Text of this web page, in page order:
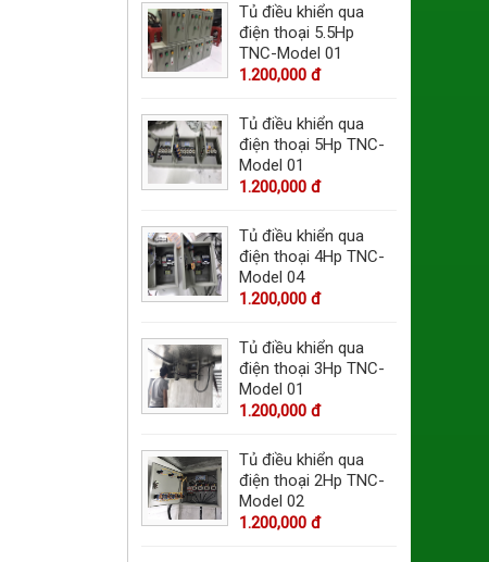
Tủ điều khiển qua
điện thoại 5.5Hp
TNC-Model 01
1.200,000 đ
Tủ điều khiển qua
điện thoại 5Hp TNC-
Model 01
1.200,000 đ
Tủ điều khiển qua
điện thoại 4Hp TNC-
Model 04
1.200,000 đ
Tủ điều khiển qua
điện thoại 3Hp TNC-
Model 01
1.200,000 đ
Tủ điều khiển qua
điện thoại 2Hp TNC-
Model 02
1.200,000 đ